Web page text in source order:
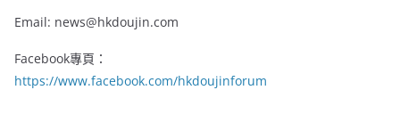
Email: news@hkdoujin.com
Facebook專頁：
https://www.facebook.com/hkdoujinforum